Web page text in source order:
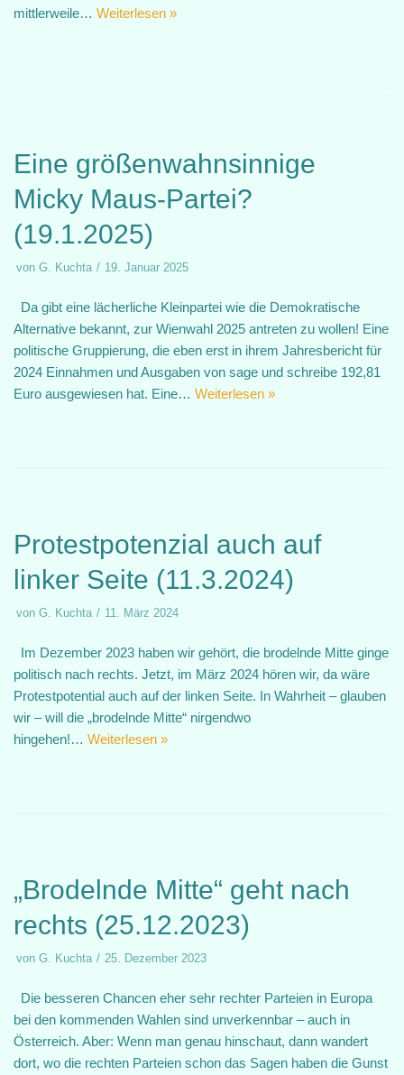
mittlerweile… Weiterlesen »
Eine größenwahnsinnige
Micky Maus-Partei?
(19.1.2025)
von G. Kuchta 19. Januar 2025
Da gibt eine lächerliche Kleinpartei wie die Demokratische
Alternative bekannt, zur Wienwahl 2025 antreten zu wollen! Eine
politische Gruppierung, die eben erst in ihrem Jahresbericht für
2024 Einnahmen und Ausgaben von sage und schreibe 192,81
Euro ausgewiesen hat. Eine… Weiterlesen »
Protestpotenzial auch auf
linker Seite (11.3.2024)
von G. Kuchta 11. März 2024
Im Dezember 2023 haben wir gehört, die brodelnde Mitte ginge
politisch nach rechts. Jetzt, im März 2024 hören wir, da wäre
Protestpotential auch auf der linken Seite. In Wahrheit – glauben
wir – will die „brodelnde Mitte“ nirgendwo
hingehen!… Weiterlesen »
„Brodelnde Mitte“ geht nach
rechts (25.12.2023)
von G. Kuchta 25. Dezember 2023
Die besseren Chancen eher sehr rechter Parteien in Europa
bei den kommenden Wahlen sind unverkennbar – auch in
Österreich. Aber: Wenn man genau hinschaut, dann wandert
dort, wo die rechten Parteien schon das Sagen haben die Gunst